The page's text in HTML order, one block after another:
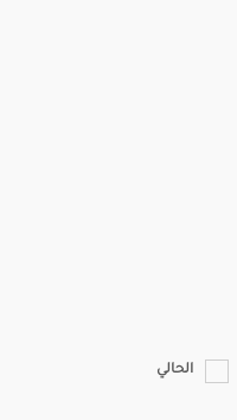
الحالي